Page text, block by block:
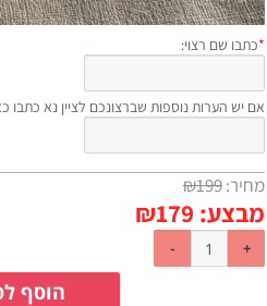
*כתבו שם רצוי:
אם יש הערות נוספות שברצונכם לציין נא כתבו
מחיר: ₪199
מבצע: ₪179
הוסף